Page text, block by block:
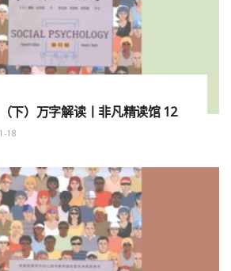
下）万字解读丨非凡精读馆 12
18